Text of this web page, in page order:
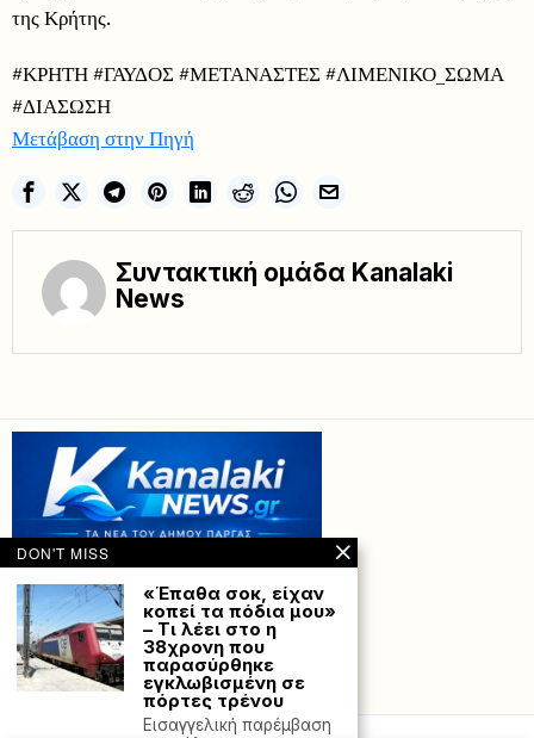
της Κρήτης.
#ΚΡΗΤΗ #ΓΑΥΔΟΣ #ΜΕΤΑΝΑΣΤΕΣ #ΛΙΜΕΝΙΚΟ_ΣΩΜΑ
#ΔΙΑΣΩΣΗ
Μετάβαση στην Πηγή
Συντακτική ομάδα Kanalaki
News
Powered with by Hostville”)
DON'T MISS
«Έπαθα σοκ, είχαν
κοπεί τα πόδια μου»
– Τι λέει στο η
38χρονη που
παρασύρθηκε
εγκλωβισμένη σε
πόρτες τρένου
Eισαγγελική παρέμβαση